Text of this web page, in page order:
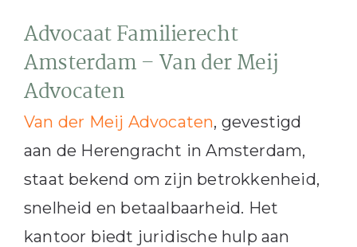
Advocaat Familierecht
Amsterdam – Van der Meij
Advocaten
Van der Meij Advocaten, gevestigd
aan de Herengracht in Amsterdam,
staat bekend om zijn betrokkenheid,
snelheid en betaalbaarheid. Het
kantoor biedt juridische hulp aan